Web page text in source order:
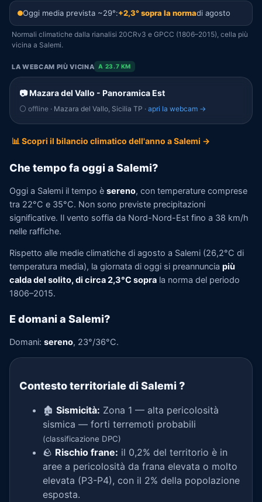
Oggi media prevista ~29°:+2,3° sopra la normadi agosto
Normali climatiche dalla rianalisi 20CRv3 e GPCC (1806–2015), cella più
vicina a Salemi.
LA WEBCAM PIÙ VICINA A 23.7 KM
📷 Mazara del Vallo - Panoramica Est
⚪ offline · Mazara del Vallo, Sicilia TP · apri la webcam →
📊 Scopri il bilancio climatico dell'anno a Salemi →
Che tempo fa oggi a Salemi?
Oggi a Salemi il tempo è sereno, con temperature comprese
tra 22°C e 35°C. Non sono previste precipitazioni
significative. Il vento soffia da Nord-Nord-Est fino a 38 km/h
nelle raffiche.
Rispetto alle medie climatiche di agosto a Salemi (26,2°C di
temperatura media), la giornata di oggi si preannuncia più
calda del solito, di circa 2,3°C sopra la norma del periodo
1806–2015.
E domani a Salemi?
Domani: sereno, 23°/36°C.
Contesto territoriale di Salemi ?
🏚️ Sismicità: Zona 1 — alta pericolosità
sismica — forti terremoti probabili
(classificazione DPC)
🪨 Rischio frane: il 0,2% del territorio è in
aree a pericolosità da frana elevata o molto
elevata (P3-P4), con il 2% della popolazione
esposta.